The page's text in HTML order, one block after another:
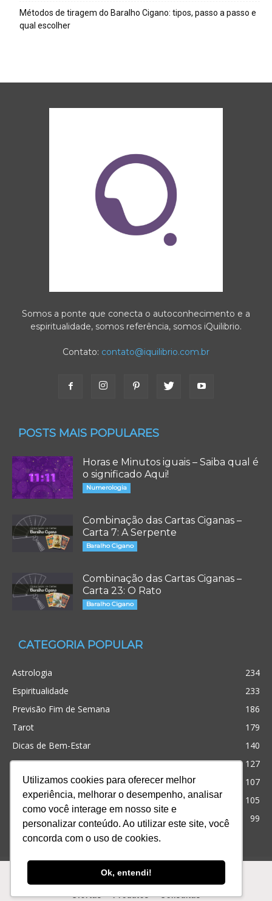
Utilizamos cookies para oferecer melhor
experiência, melhorar o desempenho, analisar
como você interage em nosso site e
personalizar conteúdo. Ao utilizar este site, você
concorda com o uso de cookies.
Ok, entendi!
Métodos de tiragem do Baralho Cigano: tipos, passo a passo e
qual escolher
Somos a ponte que conecta o autoconhecimento e a
espiritualidade, somos referência, somos iQuilibrio.
Contato: contato@iquilibrio.com.br
POSTS MAIS POPULARES
Horas e Minutos iguais – Saiba qual é
o significado Aqui!
Numerologia
Combinação das Cartas Ciganas –
Carta 7: A Serpente
Baralho Cigano
Combinação das Cartas Ciganas –
Carta 23: O Rato
Baralho Cigano
CATEGORIA POPULAR
Astrologia
234
Espiritualidade
233
Previsão Fim de Semana
186
Tarot
179
Dicas de Bem-Estar
140
Cristianismo
127
Simpatias
107
Significado dos sonhos
105
99
Ofertas Produtos
Ofertas Produtos Consultas